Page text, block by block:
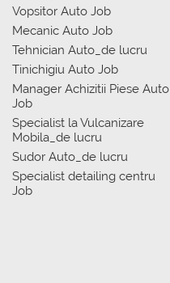
Vopsitor Auto Job
Mecanic Auto Job
Tehnician Auto_de lucru
Tinichigiu Auto Job
Manager Achizitii Piese Auto
Job
Specialist la Vulcanizare
Mobila_de lucru
Sudor Auto_de lucru
Specialist detailing centru
Job